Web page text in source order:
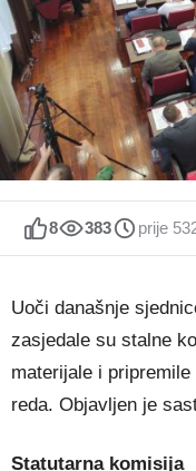
8 383 prije
Uoči današnje
zasjedale su stalne
materijale i
reda. Objavljen je
Statutarna komisija